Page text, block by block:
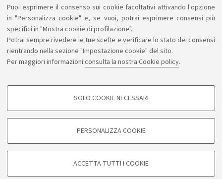
Puoi esprimere il consenso sui cookie facoltativi attivando l'opzione
in "Personalizza cookie" e, se vuoi, potrai esprimere consensi più
specifici in "Mostra cookie di profilazione".
Potrai sempre rivedere le tue scelte e verificare lo stato dei consensi
rientrando nella sezione "Impostazione cookie" del sito.
Per maggiori informazioni consulta la nostra Cookie policy.
COOKIE DI PROFILAZIONE - FACOLTATIVI
degli utenti, creare profili in base al loro comportamento sul sito, per analisi
di marketing.
Google/Youtube Video
SOLO COOKIE NECESSARI
PERSONALIZZA COOKIE
ACCETTA TUTTI I COOKIE
Sosteniamo il diritto alla conoscenza
Seguici su:
Bologna - Via Zamboni, 33 - 40126 Bologna - PI: 01131710376 -
CF: 80007010376
Note legali Informazioni sul sito e accessibilità
Impostazioni cookie